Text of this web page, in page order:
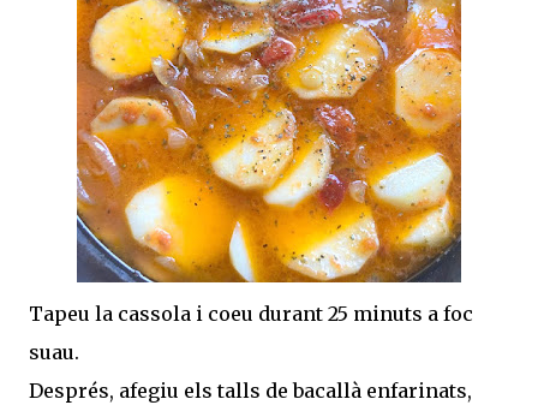
Tapeu la cassola i coeu durant 25 minuts a foc
suau.
Després, afegiu els talls de bacallà enfarinats,